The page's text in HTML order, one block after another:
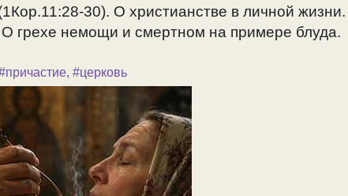
30). О христианстве в личной жизни.
грехе немощи и смертном на примере блуда.
, #церковь